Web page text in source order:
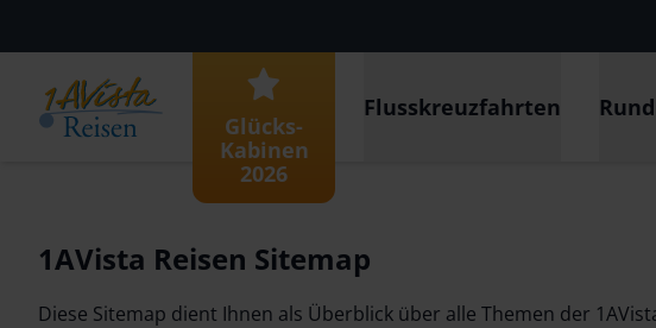
Glücks-
Kabinen
2026
Flusskreuzfahrten
1AVista Reisen Sitemap
Diese Sitemap dient Ihnen als Überblick über alle Themen der